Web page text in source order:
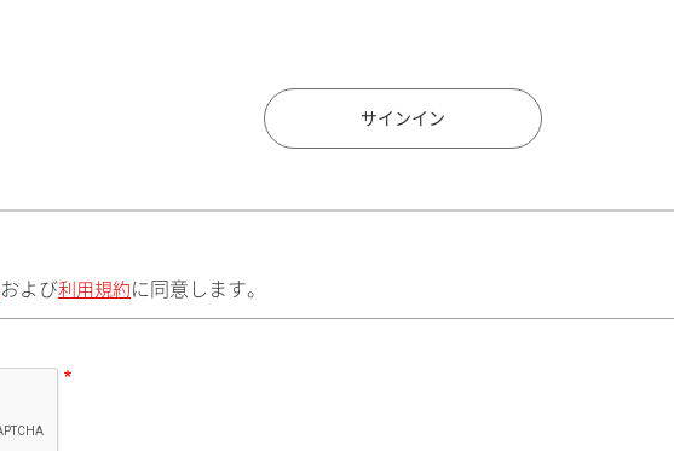
住所検索
サインイン
および利用規約 に同意します。